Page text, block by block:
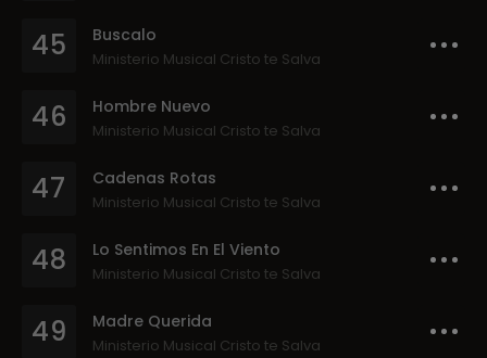
45 Buscalo
Ministerio Musical Cristo te Salva
46 Hombre Nuevo
Ministerio Musical Cristo te Salva
47 Cadenas Rotas
Ministerio Musical Cristo te Salva
48 Lo Sentimos En El Viento
Ministerio Musical Cristo te Salva
49 Madre Querida
Ministerio Musical Cristo te Salva